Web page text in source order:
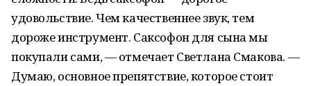
удовольствие. Чем качественнее звук, тем
дороже инструмент. Саксофон для сына мы
покупали сами, — отмечает Светлана Смакова. —
Думаю, основное препятствие, которое стоит